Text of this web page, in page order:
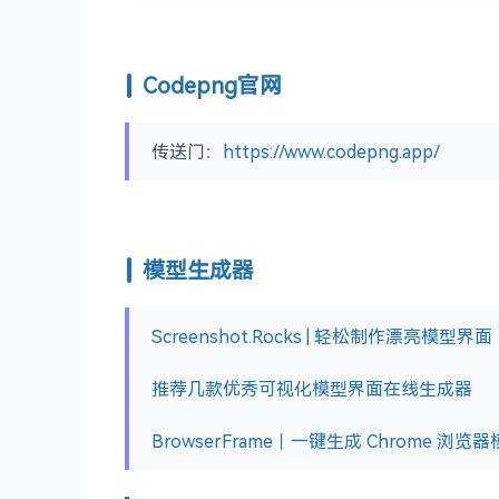
Codepng官网
传送门： https://www.codepng.app/
模型生成器
Screenshot.Rocks | 轻松制作漂亮模型界面
推荐几款优秀可视化模型界面在线生成器
BrowserFrame｜一键生成 Chrome 浏览器